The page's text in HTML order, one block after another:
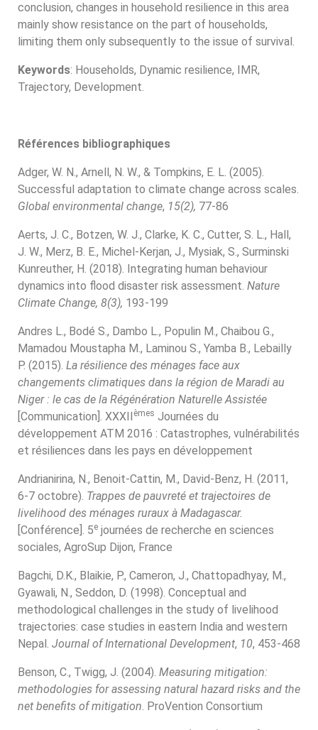
conclusion, changes in household resilience in this area
mainly show resistance on the part of households,
limiting them only subsequently to the issue of survival.
Keywords: Households, Dynamic resilience, IMR,
Trajectory, Development.
Références bibliographiques
Adger, W. N., Arnell, N. W., & Tompkins, E. L. (2005).
Successful adaptation to climate change across scales.
Global environmental change, 15(2), 77-86
Aerts, J. C., Botzen, W. J., Clarke, K. C., Cutter, S. L., Hall,
J. W., Merz, B. E., Michel-Kerjan, J., Mysiak, S., Surminski
Kunreuther, H. (2018). Integrating human behaviour
dynamics into flood disaster risk assessment. Nature
Climate Change, 8(3), 193-199
Andres L., Bodé S., Dambo L., Populin M., Chaibou G.,
Mamadou Moustapha M., Laminou S., Yamba B., Lebailly
P. (2015). La résilience des ménages face aux
changements climatiques dans la région de Maradi au
Niger : le cas de la Régénération Naturelle Assistée
[Communication]. XXXII èmes Journées du
développement ATM 2016 : Catastrophes, vulnérabilités
et résiliences dans les pays en développement
Andrianirina, N., Benoit-Cattin, M., David-Benz, H. (2011,
6-7 octobre). Trappes de pauvreté et trajectoires de
livelihood des ménages ruraux à Madagascar.
[Conférence]. 5e journées de recherche en sciences
sociales, AgroSup Dijon, France
Bagchi, D.K., Blaikie, P., Cameron, J., Chattopadhyay, M.,
Gyawali, N., Seddon, D. (1998). Conceptual and
methodological challenges in the study of livelihood
trajectories: case studies in eastern India and western
Nepal. Journal of International Development, 10, 453-468
Benson, C., Twigg, J. (2004). Measuring mitigation:
methodologies for assessing natural hazard risks and the
net benefits of mitigation. ProVention Consortium